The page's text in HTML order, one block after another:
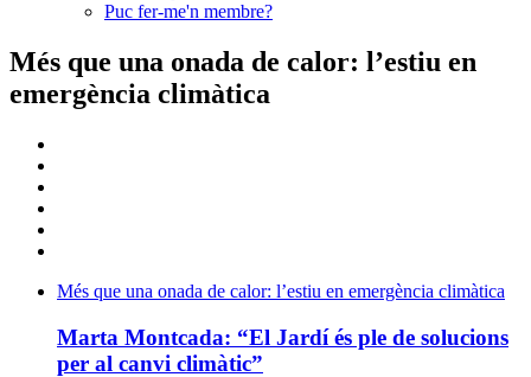
Puc fer-me'n membre?
Més que una onada de calor: l’estiu en
emergència climàtica
Més que una onada de calor: l’estiu en emergència climàtica
Marta Montcada: “El Jardí és ple de solucions
per al canvi climàtic”